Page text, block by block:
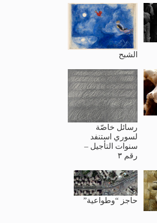
الشبح
رسائل خاصّة
لسوري استنفد
سنوات التأجيل –
رقم ٣
حاجز “وطواعية”